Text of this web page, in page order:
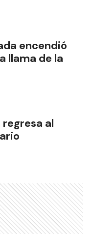
encendió
llama de la
al